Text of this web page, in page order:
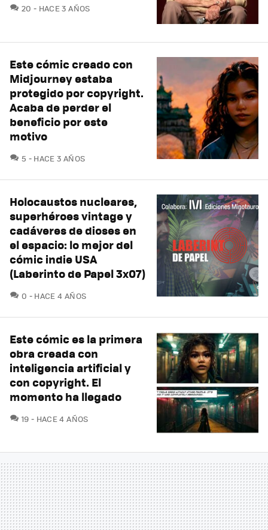
20 COMENTARIOS
HACE 3 AÑOS
Este cómic creado con
Midjourney estaba
protegido por copyright.
Acaba de perder el
beneficio por este
motivo
5 COMENTARIOS
HACE 3 AÑOS
Holocaustos nucleares,
superhéroes vintage y
cadáveres de dioses en
el espacio: lo mejor del
cómic indie USA
(Laberinto de Papel 3x07)
0 COMENTARIOS
HACE 4 AÑOS
Este cómic es la primera
obra creada con
inteligencia artificial y
con copyright. El
momento ha llegado
19 COMENTARIOS
HACE 4 AÑOS